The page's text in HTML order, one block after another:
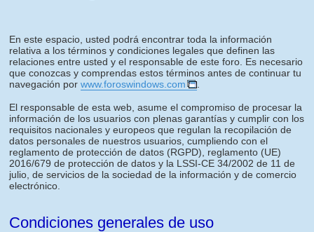
En este espacio, usted podrá encontrar toda la información
relativa a los términos y condiciones legales que definen las
relaciones entre usted y el responsable de este foro. Es necesario
que conozcas y comprendas estos términos antes de continuar tu
navegación por www.foroswindows.com
El responsable de esta web, asume el compromiso de procesar la
información de los usuarios con plenas garantías y cumplir con los
requisitos nacionales y europeos que regulan la recopilación de
datos personales de nuestros usuarios, cumpliendo con el
reglamento de protección de datos (RGPD), reglamento (UE)
2016/679 de protección de datos y la LSSI-CE 34/2002 de 11 de
julio, de servicios de la sociedad de la información y de comercio
electrónico.
Condiciones generales de uso